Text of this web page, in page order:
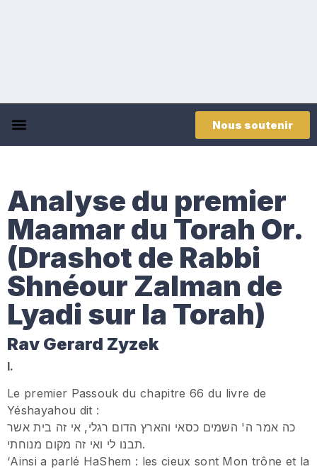
Nous soutenir
Analyse du premier
Maamar du Torah Or.
(Drashot de Rabbi
Shnéour Zalman de
Lyadi sur la Torah)
Rav Gerard Zyzek
I.
Le premier Passouk du chapitre 66 du livre de
Yéshayahou dit :
כה אמר ה' השמים כסאי והארץ הדום רגלי, אי זה בית אשר
תבנו לי ואי זה מקום מנוחתי.
‘Ainsi a parlé HaShem : les cieux sont Mon trône et la